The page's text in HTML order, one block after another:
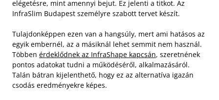
elégetésre, mint amennyi bejut. Ez jelenti a titkot. Az
InfraSlim Budapest személyre szabott tervet készít.
Tulajdonképpen ezen van a hangsúly, mert ami hatásos az
egyik embernél, az a másiknál lehet semmit nem használ.
Többen érdeklődnek az InfraShape kapcsán, szeretnének
pontos adatokat tudni a működéséről, alkalmazásáról.
Talán bátran kijelenthető, hogy ez az alternatíva igazán
csodás eredményekre képes.